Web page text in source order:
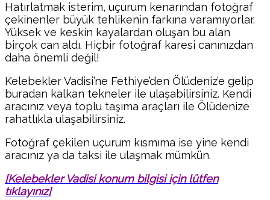
Hatırlatmak isterim, uçurum kenarından fotoğraf
çekinenler büyük tehlikenin farkına varamıyorlar.
Yüksek ve keskin kayalardan oluşan bu alan
birçok can aldı. Hiçbir fotoğraf karesi canınızdan
daha önemli değil!
Kelebekler Vadisi’ne Fethiye’den Ölüdeniz’e gelip
buradan kalkan tekneler ile ulaşabilirsiniz. Kendi
aracınız veya toplu taşıma araçları ile Ölüdenize
rahatlıkla ulaşabilirsiniz.
Fotoğraf çekilen uçurum kısmıma ise yine kendi
aracınız ya da taksi ile ulaşmak mümkün.
[Kelebekler Vadisi konum bilgisi için lütfen
tıklayınız]